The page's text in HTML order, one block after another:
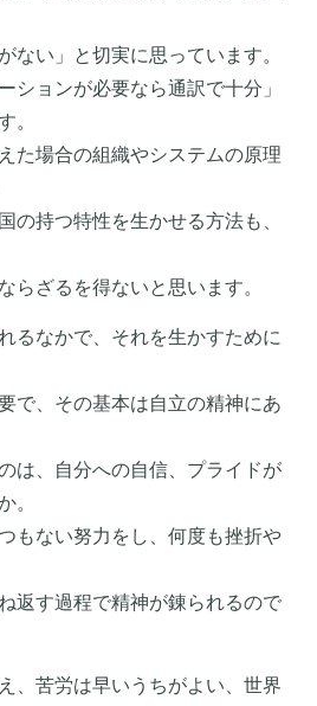
ない」と切実に思っています。
ションが必要なら通訳で十分」
。
た場合の組織やシステムの原理
の持つ特性を生かせる方法も、
らざるを得ないと思います。
るなかで、それを生かすために
で、その基本は自立の精神にあ
は、自分への自信、プライドが
。
もない努力をし、何度も挫折や
返す過程で精神が錬られるので
、苦労は早いうちがよい、世界